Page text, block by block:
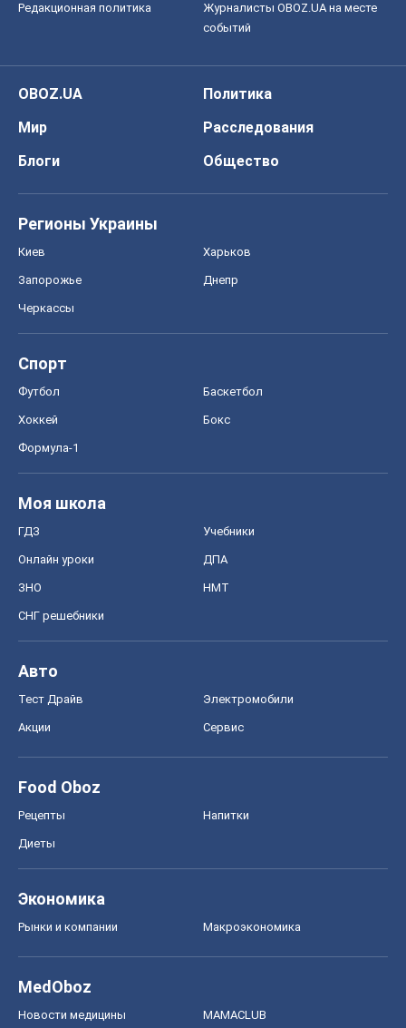
Редакционная политика
Журналисты OBOZ.UA на месте
событий
OBOZ.UA
Политика
Мир
Расследования
Блоги
Общество
Регионы Украины
Киев Харьков
Запорожье Днепр
Черкассы
Спорт
Футбол Баскетбол
Хоккей Бокс
Формула-1
Моя школа
ГДЗ Учебники
Онлайн уроки ДПА
ЗНО НМТ
СНГ решебники
Авто
Тест Драйв Электромобили
Акции Сервис
Food Oboz
Рецепты Напитки
Диеты
Экономика
Рынки и компании Mакроэкономика
MedOboz
Новости медицины MAMACLUB